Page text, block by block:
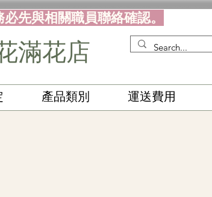
先與相關職員聯絡確認。
花滿花店
產品類別 運送費用